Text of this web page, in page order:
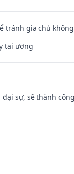
tránh gia chủ
tai ương
sự, sẽ thành